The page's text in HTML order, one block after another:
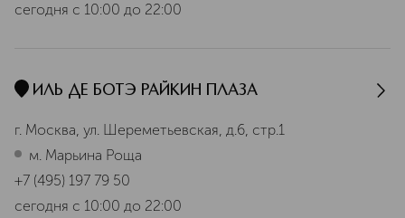
сегодня с 10:00 до 22:00
ИЛЬ ДЕ БОТЭ РАЙКИН ПЛАЗА
г. Москва, ул. Шереметьевская, д.6, стр.1
м. Марьина Роща
+7 (495) 197 79 50
сегодня с 10:00 до 22:00